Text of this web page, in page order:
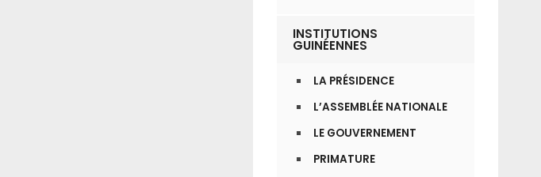
INSTITUTIONS
GUINÉENNES
LA PRÉSIDENCE
L’ASSEMBLÉE NATIONALE
LE GOUVERNEMENT
PRIMATURE